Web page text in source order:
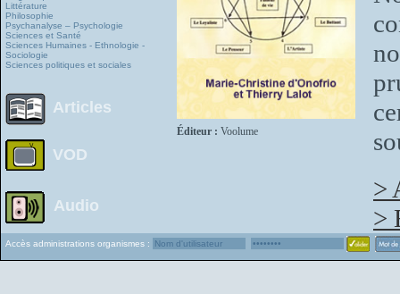
Littérature
Philosophie
Psychanalyse – Psychologie
Sciences et Santé
Sciences Humaines - Ethnologie -
Sociologie
Sciences politiques et sociales
Articles
VOD
Audio
Éditeur : Voolume
>
>
Accès administrations organismes :